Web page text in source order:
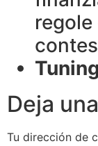
Deja
Tu dirección de